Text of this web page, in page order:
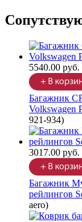
5540.00 руб.
Багажник
Volkswagen
921-934)
3017.00 руб.
Багажник
рейлингов
aero)